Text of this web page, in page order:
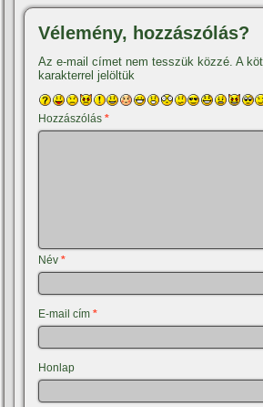
Vélemény, hozzászólás?
Az e-mail címet nem tesszük közzé. A
karakterrel jelöltük
Hozzászólás*
Név*
E-mail cím*
Honlap